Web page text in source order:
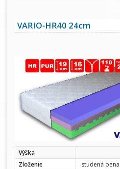
VARIO-HR40 24cm
Výška
Zloženie
studená pena